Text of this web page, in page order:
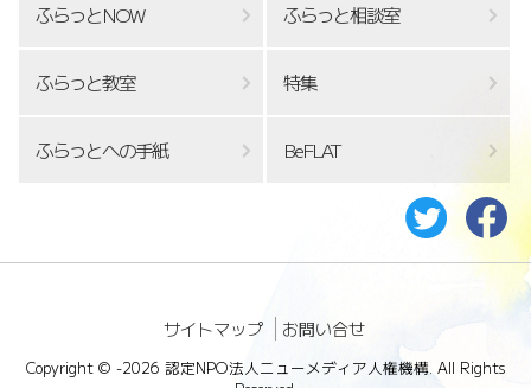
ふらっとNOW ふらっと相談室
ふらっと教室 特集
ふらっとへの手紙 BeFLAT
サイトマップ お問い合せ
Copyright © -2026 認定NPO法人ニューメディア人権機構. All Rights